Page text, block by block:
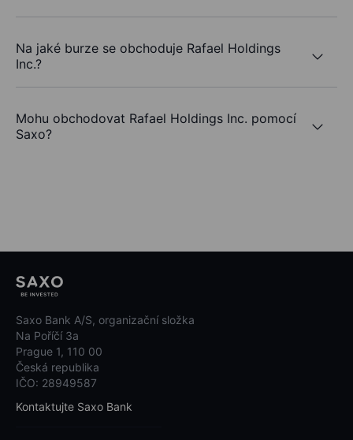
Na jaké burze se obchoduje Rafael Holdings
Inc.?
Mohu obchodovat Rafael Holdings Inc. pomocí
Saxo?
Saxo Bank A/S, organizační složka
Na Poříčí 3a
Prague 1, 110 00
Česká republika
IČO: 28949587
Kontaktujte Saxo Bank